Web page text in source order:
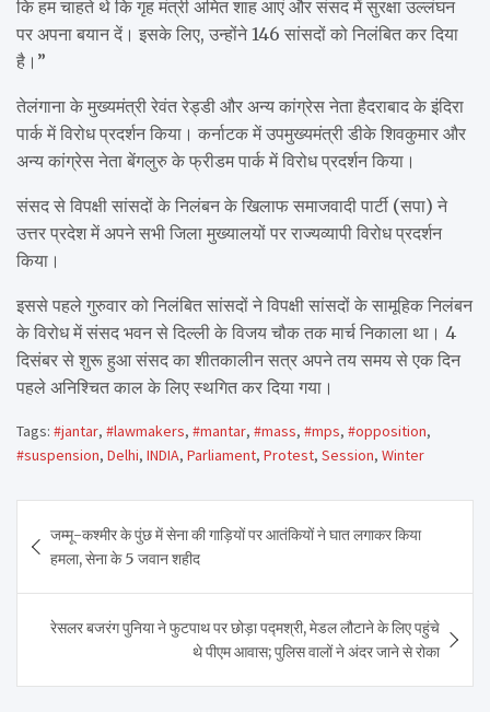
कि हम चाहते थे कि गृह मंत्री अमित शाह आएं और संसद में सुरक्षा उल्लंघन
पर अपना बयान दें। इसके लिए, उन्होंने 146 सांसदों को निलंबित कर दिया
है।”
तेलंगाना के मुख्यमंत्री रेवंत रेड्डी और अन्य कांग्रेस नेता हैदराबाद के इंदिरा
पार्क में विरोध प्रदर्शन किया। कर्नाटक में उपमुख्यमंत्री डीके शिवकुमार और
अन्य कांग्रेस नेता बेंगलुरु के फ्रीडम पार्क में विरोध प्रदर्शन किया।
संसद से विपक्षी सांसदों के निलंबन के खिलाफ समाजवादी पार्टी (सपा) ने
उत्तर प्रदेश में अपने सभी जिला मुख्यालयों पर राज्यव्यापी विरोध प्रदर्शन
किया।
इससे पहले गुरुवार को निलंबित सांसदों ने विपक्षी सांसदों के सामूहिक निलंबन
के विरोध में संसद भवन से दिल्ली के विजय चौक तक मार्च निकाला था। 4
दिसंबर से शुरू हुआ संसद का शीतकालीन सत्र अपने तय समय से एक दिन
पहले अनिश्चित काल के लिए स्थगित कर दिया गया।
Tags: #jantar, #lawmakers, #mantar, #mass, #mps, #opposition,
#suspension, Delhi, INDIA, Parliament, Protest, Session, Winter
navigation
जम्मू-कश्मीर के पुंछ में सेना की गाड़ियों पर आतंकियों ने घात लगाकर किया
हमला, सेना के 5 जवान शहीद
रेसलर बजरंग पुनिया ने फुटपाथ पर छोड़ा पद्मश्री, मेडल लौटाने के लिए पहुंचे
थे पीएम आवास; पुलिस वालों ने अंदर जाने से रोका